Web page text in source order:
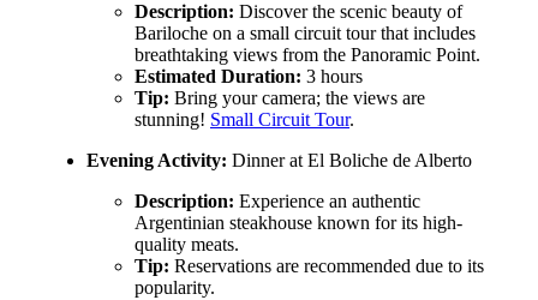
Description: Discover the scenic beauty of
Bariloche on a small circuit tour that includes
breathtaking views from the Panoramic Point.
Estimated Duration: 3 hours
Tip: Bring your camera; the views are
stunning! Small Circuit Tour.
Evening Activity: Dinner at El Boliche de Alberto
Description: Experience an authentic
Argentinian steakhouse known for its high-
quality meats.
Tip: Reservations are recommended due to its
popularity.